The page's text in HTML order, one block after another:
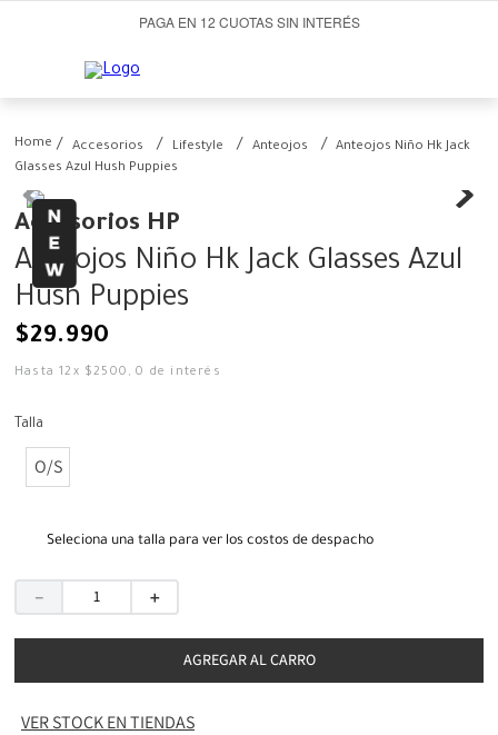
PAGA EN 12 CUOTAS SIN INTERÉS
Accesorios Lifestyle Anteojos
Anteojos Niño Hk Jack
Glasses Azul Hush Puppies
Accesorios HP
Anteojos Niño Hk Jack Glasses Azul
Hush Puppies
$29.990
Hasta12 x $2500 ,0 de interés
Talla
O/S
Seleciona una talla para ver los costos de despacho
＋
－
AGREGAR AL CARRO
VER STOCK EN TIENDAS